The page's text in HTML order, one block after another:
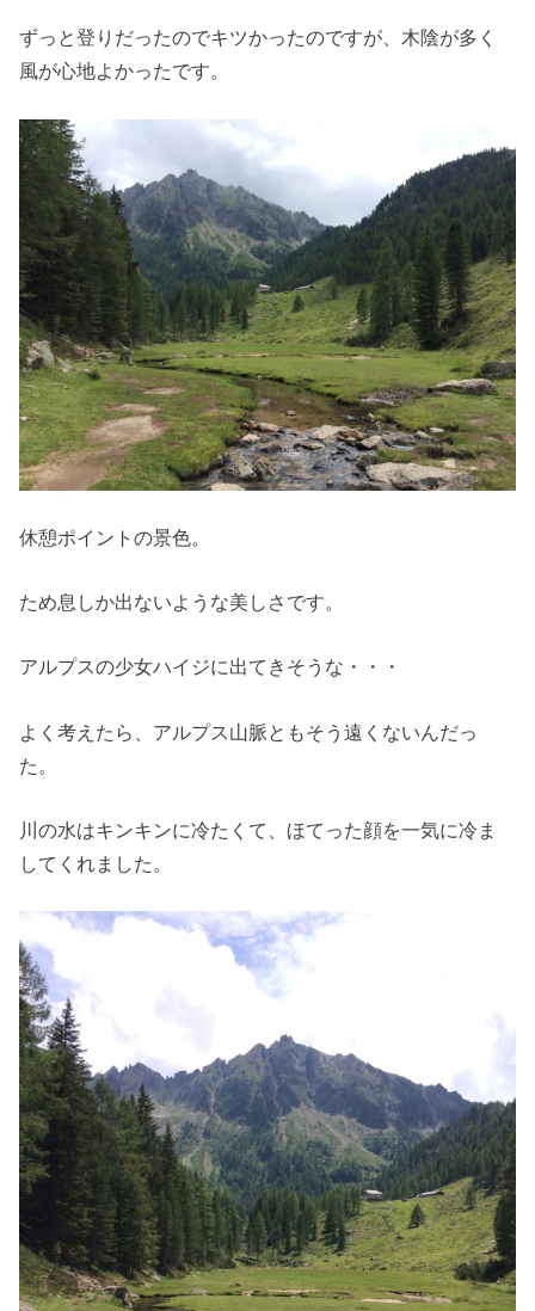
ずっと登りだったのでキツかったのですが、木陰が多く
風が心地よかったです。
休憩ポイントの景色。
ため息しか出ないような美しさです。
アルプスの少女ハイジに出てきそうな・・・
よく考えたら、アルプス山脈ともそう遠くないんだっ
た。
川の水はキンキンに冷たくて、ほてった顔を一気に冷ま
してくれました。